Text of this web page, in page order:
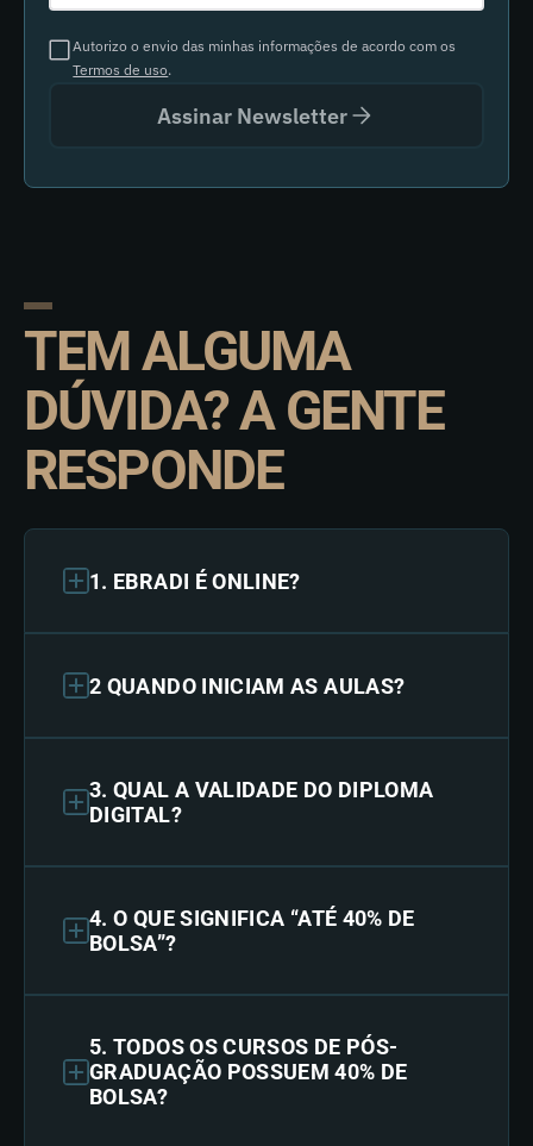
Autorizo o envio das minhas informações de acordo com os
Termos de uso.
Assinar Newsletter
TEM ALGUMA
DÚVIDA? A GENTE
RESPONDE
1. EBRADI É ONLINE?
2 QUANDO INICIAM AS AULAS?
3. QUAL A VALIDADE DO DIPLOMA
DIGITAL?
4. O QUE SIGNIFICA “ATÉ 40% DE
BOLSA”?
5. TODOS OS CURSOS DE PÓS-
GRADUAÇÃO POSSUEM 40% DE
BOLSA?